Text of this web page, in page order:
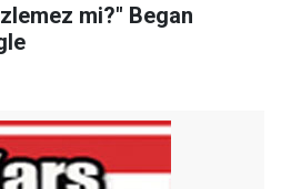
mi?" Began